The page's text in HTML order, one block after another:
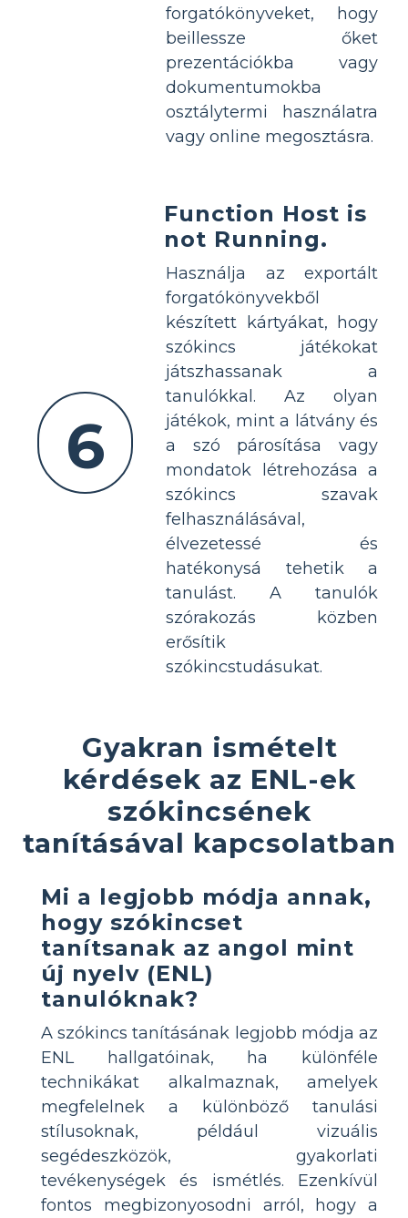
forgatókönyveket, hogy
beillessze őket
prezentációkba vagy
dokumentumokba
osztálytermi használatra
vagy online megosztásra.
6
Function Host is
not Running.
Használja az exportált
forgatókönyvekből
készített kártyákat, hogy
szókincs játékokat
játszhassanak a
tanulókkal. Az olyan
játékok, mint a látvány és
a szó párosítása vagy
mondatok létrehozása a
szókincs szavak
felhasználásával,
élvezetessé és
hatékonysá tehetik a
tanulást. A tanulók
szórakozás közben
erősítik
szókincstudásukat.
Gyakran ismételt
kérdések az ENL-ek
szókincsének
tanításával kapcsolatban
Mi a legjobb módja annak,
hogy szókincset
tanítsanak az angol mint
új nyelv (ENL)
tanulóknak?
A szókincs tanításának legjobb módja az
ENL hallgatóinak, ha különféle
technikákat alkalmaznak, amelyek
megfelelnek a különböző tanulási
stílusoknak, például vizuális
segédeszközök, gyakorlati
tevékenységek és ismétlés. Ezenkívül
fontos megbizonyosodni arról, hogy a